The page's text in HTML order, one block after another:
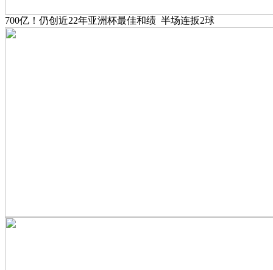
700亿！仍创近22年亚洲杯最佳和绩 半场连扳2球